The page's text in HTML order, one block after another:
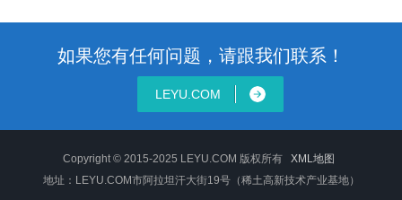
如果您有任何问题，请跟我们联系！
LEYU.COM
Copyright © 2015-2025 LEYU.COM 版权所有 XML地图
地址：LEYU.COM市阿拉坦汗大街19号（稀土高新技术产业基地）